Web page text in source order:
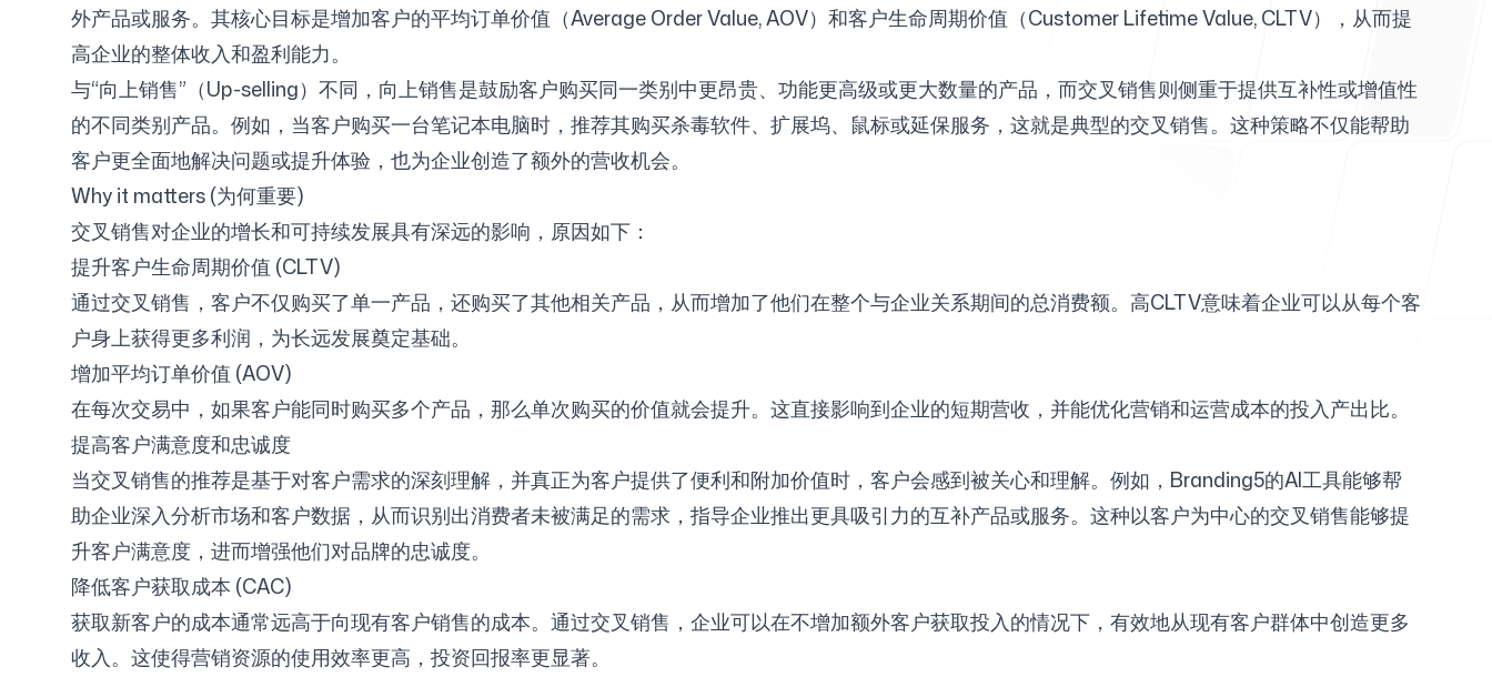
免费工具
联系我们
登录 注册
外产品或服务。其核心目标是增加客户的平均订单价值（Average Order Value, AOV）和客户生命周期价值（Customer Lifetime Value, CLTV），从而提
高企业的整体收入和盈利能力。
与“向上销售”（Up-selling）不同，向上销售是鼓励客户购买同一类别中更昂贵、功能更高级或更大数量的产品，而交叉销售则侧重于提供互补性或增值性
的不同类别产品。例如，当客户购买一台笔记本电脑时，推荐其购买杀毒软件、扩展坞、鼠标或延保服务，这就是典型的交叉销售。这种策略不仅能帮助
客户更全面地解决问题或提升体验，也为企业创造了额外的营收机会。
Why it matters (为何重要)
交叉销售对企业的增长和可持续发展具有深远的影响，原因如下：
提升客户生命周期价值 (CLTV)
通过交叉销售，客户不仅购买了单一产品，还购买了其他相关产品，从而增加了他们在整个与企业关系期间的总消费额。高CLTV意味着企业可以从每个客
户身上获得更多利润，为长远发展奠定基础。
增加平均订单价值 (AOV)
在每次交易中，如果客户能同时购买多个产品，那么单次购买的价值就会提升。这直接影响到企业的短期营收，并能优化营销和运营成本的投入产出比。
提高客户满意度和忠诚度
当交叉销售的推荐是基于对客户需求的深刻理解，并真正为客户提供了便利和附加价值时，客户会感到被关心和理解。例如，Branding5的AI工具能够帮
助企业深入分析市场和客户数据，从而识别出消费者未被满足的需求，指导企业推出更具吸引力的互补产品或服务。这种以客户为中心的交叉销售能够提
升客户满意度，进而增强他们对品牌的忠诚度。
降低客户获取成本 (CAC)
获取新客户的成本通常远高于向现有客户销售的成本。通过交叉销售，企业可以在不增加额外客户获取投入的情况下，有效地从现有客户群体中创造更多
收入。这使得营销资源的使用效率更高，投资回报率更显著。